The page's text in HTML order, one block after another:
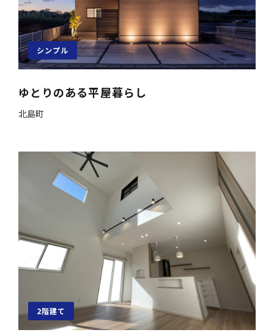
シンプル
ゆとりのある平屋暮らし
北島町
2階建て